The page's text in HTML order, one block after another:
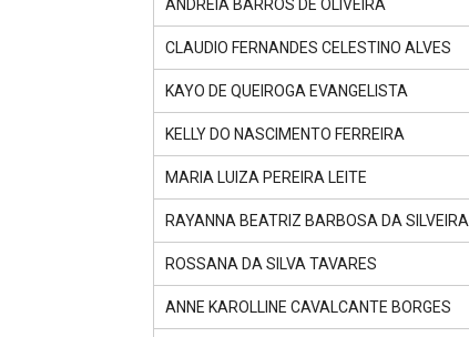
ANDREIA BARROS DE OLIVEIRA
CLAUDIO FERNANDES CELESTINO ALVES
KAYO DE QUEIROGA EVANGELISTA
KELLY DO NASCIMENTO FERREIRA
MARIA LUIZA PEREIRA LEITE
RAYANNA BEATRIZ BARBOSA DA SILVEIRA
ROSSANA DA SILVA TAVARES
ANNE KAROLLINE CAVALCANTE BORGES